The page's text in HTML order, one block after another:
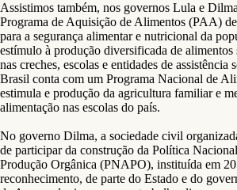
Assistimos também, nos governos Lula e
Programa de Aquisição de Alimentos (PAA)
para a segurança alimentar e nutricional da
estímulo à produção diversificada de alimentos
nas creches, escolas e entidades de assistência
Brasil conta com um Programa Nacional de
estimula e produção da agricultura familiar e
alimentação nas escolas do país.
No governo Dilma, a sociedade civil
de participar da construção da Política
Produção Orgânica (PNAPO), instituída em
reconhecimento, de parte do Estado e do